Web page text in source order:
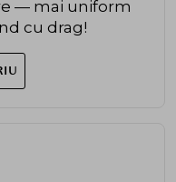
— mai uniform
cu drag!